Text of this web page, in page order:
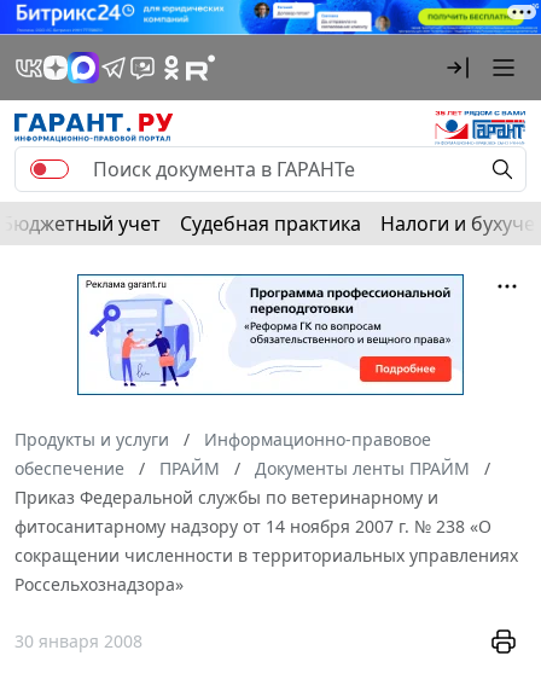
Бюджетный учет Судебная практика Налоги и
Продукты и услуги
Информационно-правовое
обеспечение
ПРАЙМ
Документы ленты ПРАЙМ
Приказ Федеральной службы по ветеринарному и
фитосанитарному надзору от 14 ноября 2007 г. № 238 «О
сокращении численности в территориальных управлениях
Россельхознадзора»
30 января 2008